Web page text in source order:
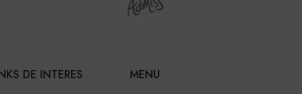
DE INTERES MENU